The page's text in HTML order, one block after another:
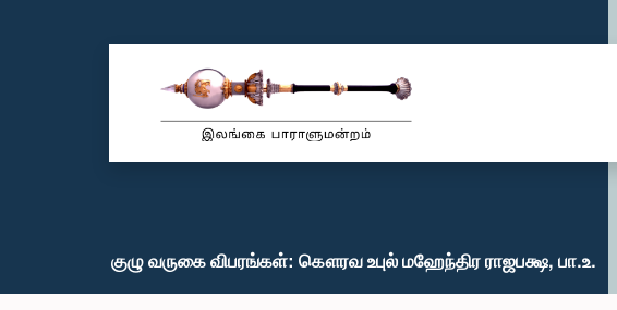
குழு வருகை விபரங்கள்: கௌரவ உபுல் மஹேந்திர ராஜபக்ஷ, பா.உ.